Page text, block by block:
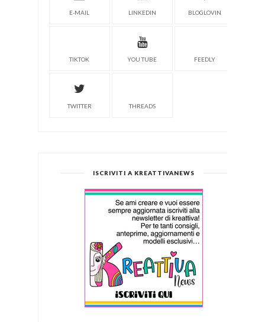
E-MAIL LINKEDIN BLOGLOVIN
TIKTOK YOU TUBE FEEDLY
TWITTER THREADS
ISCRIVITI A KREATTIVANEWS